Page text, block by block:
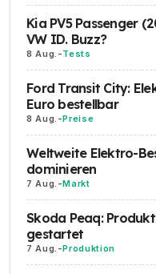
Kia PV5 Passenger
VW ID. Buzz?
8 Aug. -Tests
Ford Transit City:
Euro bestellbar
8 Aug. -Preise
Weltweite Elektro-
dominieren
7 Aug. -Markt
Skoda Peaq:
gestartet
7 Aug. -Produktion